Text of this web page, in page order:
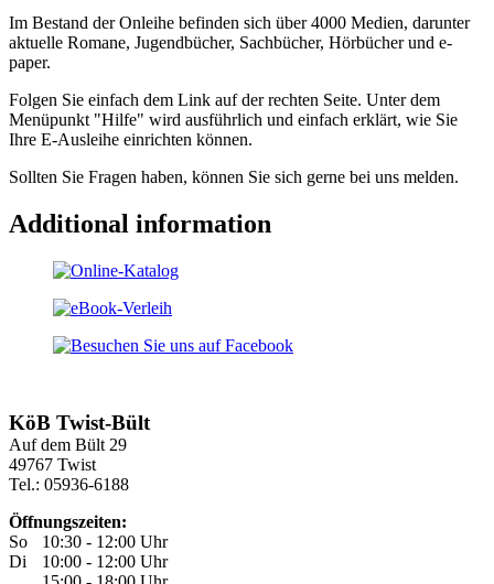
Im Bestand der Onleihe befinden sich über 4000 Medien, darunter
aktuelle Romane, Jugendbücher, Sachbücher, Hörbücher und e-
paper.
Folgen Sie einfach dem Link auf der rechten Seite. Unter dem
Menüpunkt "Hilfe" wird ausführlich und einfach erklärt, wie Sie
Ihre E-Ausleihe einrichten können.
Sollten Sie Fragen haben, können Sie sich gerne bei uns melden.
Additional information
KöB Twist-Bült
Auf dem Bült 29
49767 Twist
Tel.: 05936-6188
Öffnungszeiten:
So
10:30 - 12:00 Uhr
Di
10:00 - 12:00 Uhr